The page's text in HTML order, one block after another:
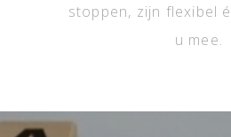
stoppen, zijn flexibel
u mee.